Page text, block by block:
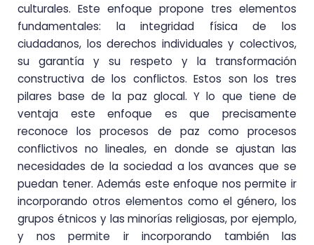
culturales. Este enfoque propone tres elementos
fundamentales: la integridad física de los
ciudadanos, los derechos individuales y colectivos,
su garantía y su respeto y la transformación
constructiva de los conflictos. Estos son los tres
pilares base de la paz glocal. Y lo que tiene de
ventaja este enfoque es que precisamente
reconoce los procesos de paz como procesos
conflictivos no lineales, en donde se ajustan las
necesidades de la sociedad a los avances que se
puedan tener. Además este enfoque nos permite ir
incorporando otros elementos como el género, los
grupos étnicos y las minorías religiosas, por ejemplo,
y nos permite ir incorporando también las